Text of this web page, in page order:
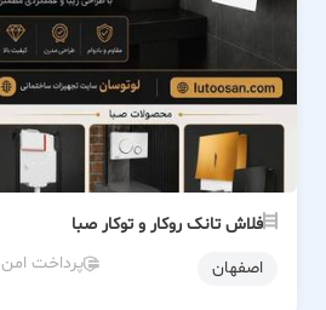
فلاش تانک روکار و توکار صبا
اصفهان
پرداخت امن